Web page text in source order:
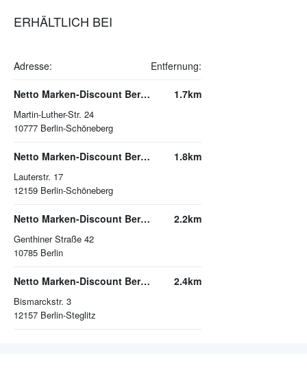
ERHÄLTLICH BEI
Adresse: Entfernung:
Netto Marken-Discount Berlin-Schöneberg
Martin-Luther-Str. 24
10777 Berlin-Schöneberg
1.7km
Netto Marken-Discount Berlin-Schöneberg
Lauterstr. 17
12159 Berlin-Schöneberg
1.8km
Netto Marken-Discount Berlin
Genthiner Straße 42
10785 Berlin
2.2km
Netto Marken-Discount Berlin-Steglitz
Bismarckstr. 3
12157 Berlin-Steglitz
2.4km